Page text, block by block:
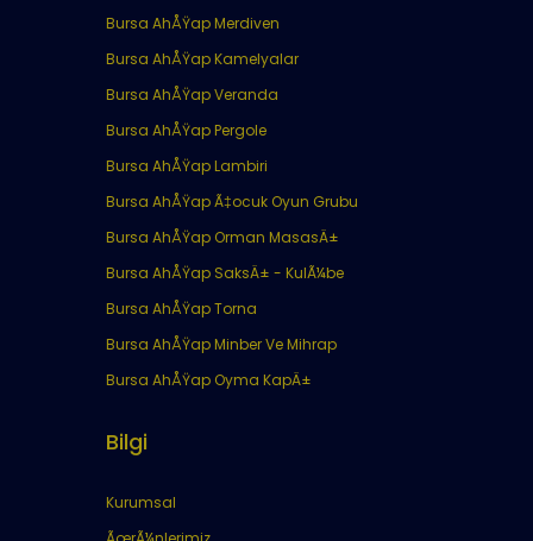
Bursa AhÅŸap Merdiven
Bursa AhÅŸap Kamelyalar
Bursa AhÅŸap Veranda
Bursa AhÅŸap Pergole
Bursa AhÅŸap Lambiri
Bursa AhÅŸap Ã‡ocuk Oyun Grubu
Bursa AhÅŸap Orman MasasÄ±
Bursa AhÅŸap SaksÄ± - KulÃ¼be
Bursa AhÅŸap Torna
Bursa AhÅŸap Minber Ve Mihrap
Bursa AhÅŸap Oyma KapÄ±
Bilgi
Kurumsal